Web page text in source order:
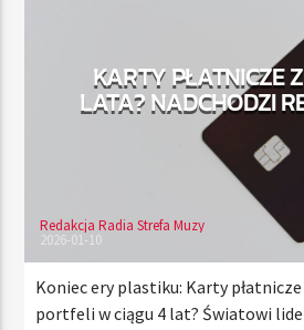
RADIO STREFA MUZY
24:00
KARTY PŁATNICZE
LATA? NADCHODZI
Redakcja Radia Strefa Muzy
2026-01-10
Koniec ery plastiku: Karty
portfeli w ciągu 4 lat? Światowi